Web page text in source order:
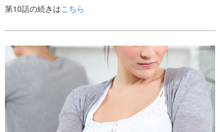
第10話の続きはこちら